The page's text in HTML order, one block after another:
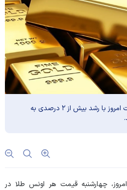
قیمت جهانی طلا در معاملات امروز با رشد بیش از ۲ درصدی به
چهارشنبه قیمت هر اونس طلا در